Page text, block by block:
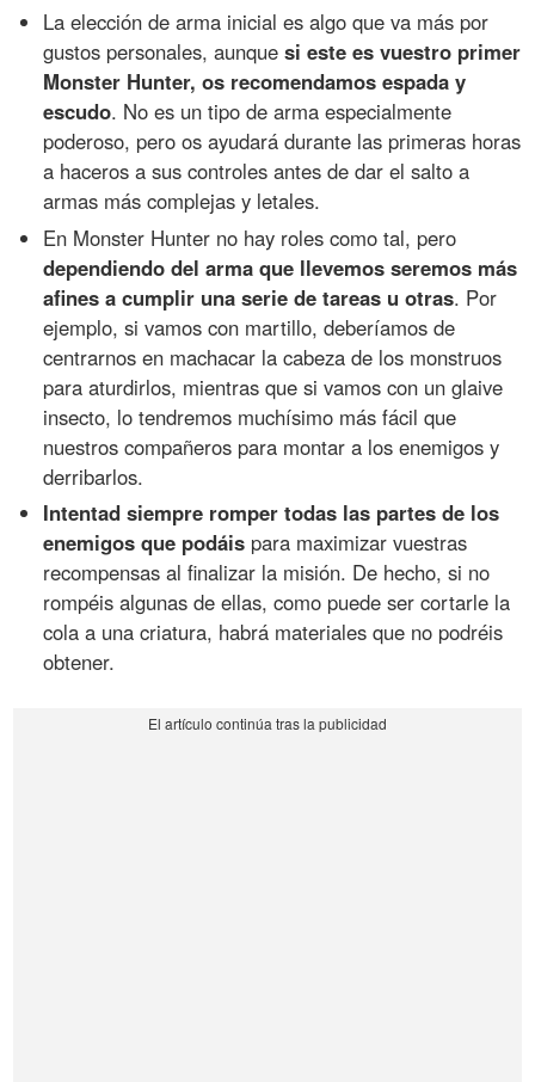
La elección de arma inicial es algo que va más por
gustos personales, aunquesi este es vuestro primer
Monster Hunter, os recomendamos espada y
escudo. No es un tipo de arma especialmente
poderoso, pero os ayudará durante las primeras horas
a haceros a sus controles antes de dar el salto a
armas más complejas y letales.
En Monster Hunter no hay roles como tal, pero
dependiendo del arma que llevemos seremos más
afines a cumplir una serie de tareas u otras. Por
ejemplo, si vamos con martillo, deberíamos de
centrarnos en machacar la cabeza de los monstruos
para aturdirlos, mientras que si vamos con un glaive
insecto, lo tendremos muchísimo más fácil que
nuestros compañeros para montar a los enemigos y
derribarlos.
Intentad siempre romper todas las partes de los
enemigos que podáis para maximizar vuestras
recompensas al finalizar la misión. De hecho, si no
rompéis algunas de ellas, como puede ser cortarle la
cola a una criatura, habrá materiales que no podréis
obtener.